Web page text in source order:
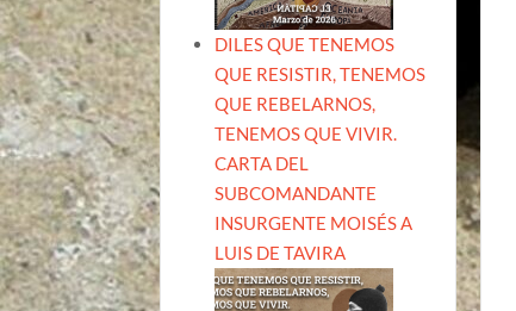
DILES QUE TENEMOS
QUE RESISTIR, TENEMOS
QUE REBELARNOS,
TENEMOS QUE VIVIR.
CARTA DEL
SUBCOMANDANTE
INSURGENTE MOISÉS A
LUIS DE TAVIRA